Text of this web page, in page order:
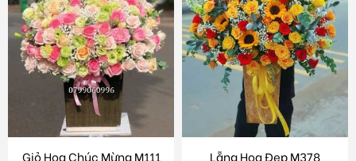
Giỏ Hoa Chúc Mừng M111 Lẵng Hoa Đẹp M378